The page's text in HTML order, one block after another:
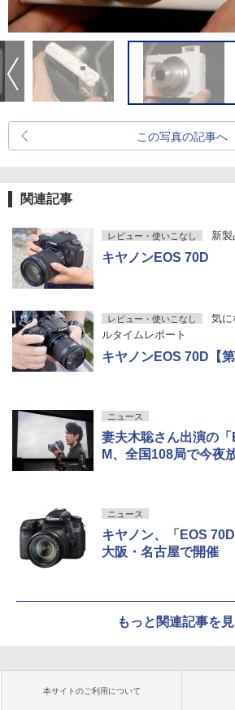
この写真の記事へ
関連記事
レビュー・使いこなし 新
キヤノンEOS 70D
レビュー・使いこなし
気に
ルタイムレポート
キヤノンEOS 70D【第
ニュース
妻夫木聡さん出演の
M、全国108局で今夜
ニュース
キヤノン、「EOS
大阪・名古屋で開催
もっと関連記事を
本サイトのご利用について